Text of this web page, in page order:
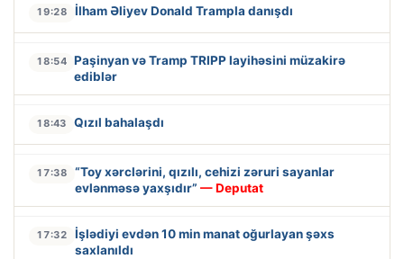
19:28 İlham Əliyev Donald Trampla danışdı
18:54 Paşinyan və Tramp TRIPP layihəsini müzakirə
ediblər
18:43 Qızıl bahalaşdı
17:38
“Toy xərclərini, qızılı, cehizi zəruri sayanlar
evlənməsə yaxşıdır” — Deputat
17:32
İşlədiyi evdən 10 min manat oğurlayan şəxs
saxlanıldı